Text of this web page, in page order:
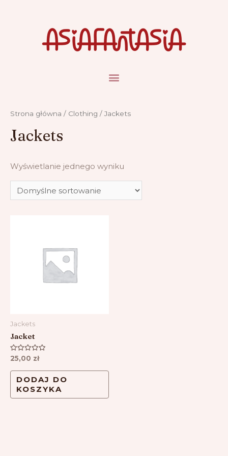
Strona główna / Clothing / Jackets
Jackets
Wyświetlanie jednego wyniku
Jackets
Jacket
Oceniono
na
25,00 zł
DODAJ DO
KOSZYKA